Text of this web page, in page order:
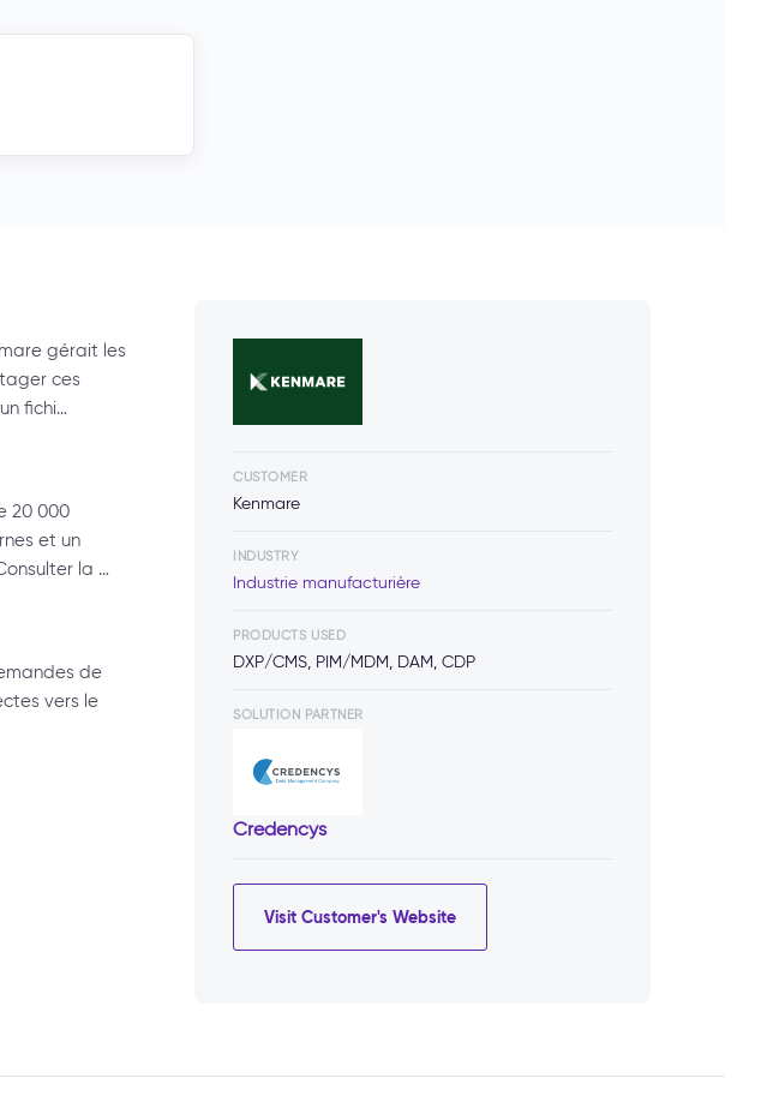
gérait les
ces
fichi…
20 000
et un
la …
de
vers le
CUSTOMER
Kenmare
INDUSTRY
Industrie manufacturière
PRODUCTS USED
DXP/CMS, PIM/MDM, DAM, CDP
SOLUTION PARTNER
Credencys
Visit Customer's Website